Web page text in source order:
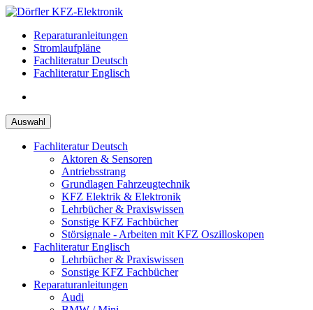
Zum
springenReparaturanleitungen
Stromlaufpläne
Fachliteratur Deutsch
Fachliteratur Englisch
Auswahl
Fachliteratur Deutsch
Aktoren & Sensoren
Antriebsstrang
Grundlagen Fahrzeugtechnik
KFZ Elektrik & Elektronik
Lehrbücher & Praxiswissen
Sonstige KFZ Fachbücher
Störsignale - Arbeiten mit KFZ Oszilloskopen
Fachliteratur Englisch
Lehrbücher & Praxiswissen
Sonstige KFZ Fachbücher
Reparaturanleitungen
Audi